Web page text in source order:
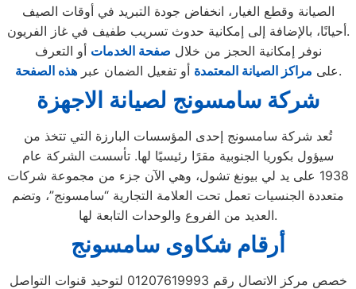
الصيانة وقطع الغيار، انخفاض جودة التبريد في أوقات الصيف
أحيانًا، بالإضافة إلى إمكانية حدوث تسريب طفيف في غاز الفريون.
نوفر إمكانية الحجز من خلال صفحة الخدمات أو التعرف
على مراكز الصيانة المعتمدة أو تفعيل الضمان عبرهذه الصفحة .
شركة سامسونج لصيانة الاجهزة
تُعد شركة سامسونج إحدى المؤسسات البارزة التي تتخذ من
سيؤول بكوريا الجنوبية مقرًا رئيسيًا لها. تأسست الشركة عام
1938 على يد لي بيونغ تشول، وهي الآن جزء من مجموعة شركات
متعددة الجنسيات تعمل تحت العلامة التجارية “سامسونج”، وتضم
العديد من الفروع والوحدات التابعة لها.
أرقام شكاوى سامسونج
خصص مركز الاتصال رقم 01207619993 لتوحيد قنوات التواصل